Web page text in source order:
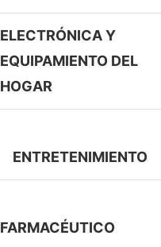
ELECTRÓNICA Y
EQUIPAMIENTO DEL
HOGAR
ENTRETENIMIENTO
FARMACÉUTICO